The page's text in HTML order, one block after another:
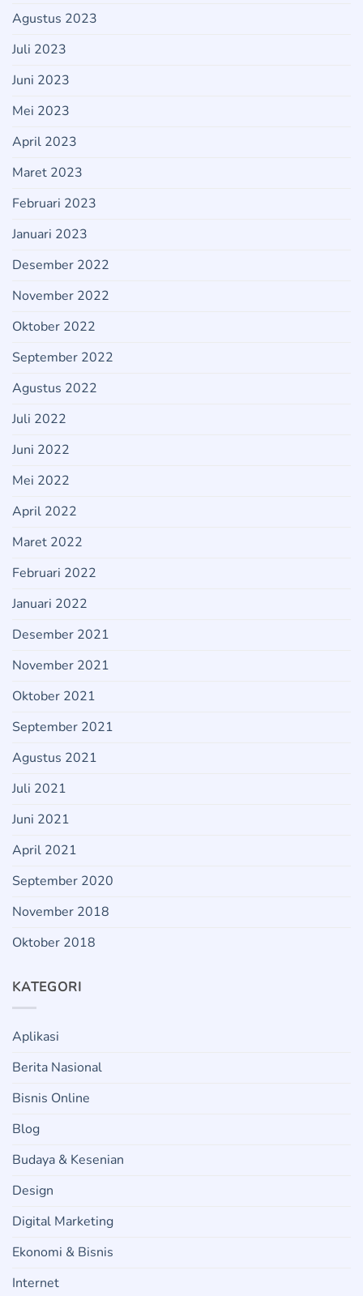
Agustus 2023
Juli 2023
Juni 2023
Mei 2023
April 2023
Maret 2023
Februari 2023
Januari 2023
Desember 2022
November 2022
Oktober 2022
September 2022
Agustus 2022
Juli 2022
Juni 2022
Mei 2022
April 2022
Maret 2022
Februari 2022
Januari 2022
Desember 2021
November 2021
Oktober 2021
September 2021
Agustus 2021
Juli 2021
Juni 2021
April 2021
September 2020
November 2018
Oktober 2018
KATEGORI
Aplikasi
Berita Nasional
Bisnis Online
Blog
Budaya & Kesenian
Design
Digital Marketing
Ekonomi & Bisnis
Internet